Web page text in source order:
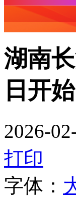
湖南
日开始
2026-
打印
字体：